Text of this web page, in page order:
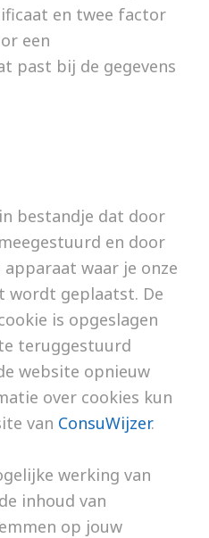
en twee factor
een
past bij de gegevens
bestandje dat door
en door
waar je onze
wordt geplaatst. De
is opgeslagen
teruggestuurd
website opnieuw
over cookies kun
van ConsuWijzer.
werking van
inhoud van
op jouw